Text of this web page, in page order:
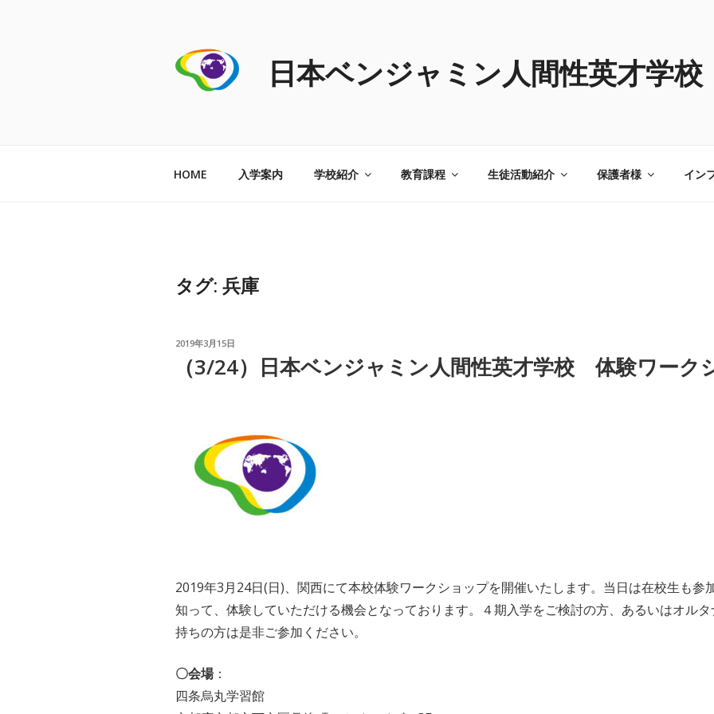
日本ベンジャミン人間性英才学校
HOME 入学案内 学校紹介 教育課程 生徒活動紹介 保護者様 イン
タグ: 兵庫
投
2019年3月15日
（3/24）日本ベンジャミン人間性英才学校 体験ワーク
2019年3月24日(日)、関西にて本校体験ワークショップを開催いたします。当日は在校生も参
知って、体験していただける機会となっております。４期入学をご検討の方、あるいはオル
持ちの方は是非ご参加ください。
〇会場：
四条烏丸学習館